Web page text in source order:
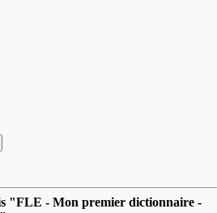
"FLE - Mon premier dictionnaire -